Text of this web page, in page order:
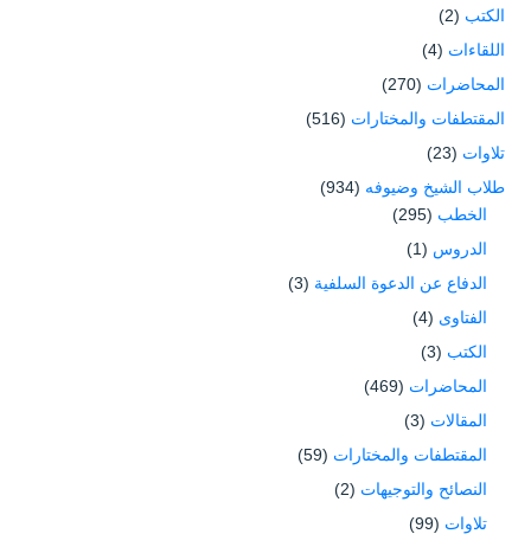
الكتب (2)
اللقاءات (4)
المحاضرات (270)
المقتطفات والمختارات (516)
تلاوات (23)
طلاب الشيخ وضيوفه (934)
الخطب (295)
الدروس (1)
الدفاع عن الدعوة السلفية (3)
الفتاوى (4)
الكتب (3)
المحاضرات (469)
المقالات (3)
المقتطفات والمختارات (59)
النصائح والتوجيهات (2)
تلاوات (99)